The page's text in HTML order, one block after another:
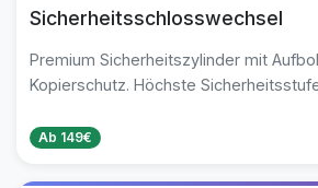
Sicherheitsschlosswechsel
Premium Sicherheitszylinder mit
Kopierschutz. Höchste
Ab 149€